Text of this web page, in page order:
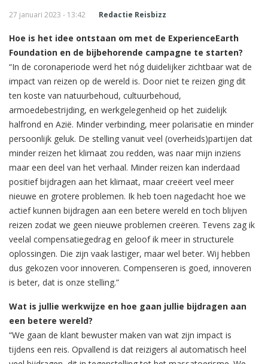
27 januari 2023 - 13:42 Redactie Reisbizz
Hoe is het idee ontstaan om met de ExperienceEarth
Foundation en de bijbehorende campagne te starten?
“In de coronaperiode werd het nóg duidelijker zichtbaar wat de
impact van reizen op de wereld is. Door niet te reizen ging dit
ten koste van natuurbehoud, cultuurbehoud,
armoedebestrijding, en werkgelegenheid op het zuidelijk
halfrond en Azië. Minder verbinding, meer polarisatie en minder
persoonlijk geluk. De stelling vanuit veel (overheids)partijen dat
minder reizen het klimaat zou redden, was naar mijn inziens
maar een deel van het verhaal. Minder reizen kan inderdaad
positief bijdragen aan het klimaat, maar creëert veel meer
nieuwe en grotere problemen. Ik heb toen nagedacht hoe we
actief kunnen bijdragen aan een betere wereld en toch blijven
reizen zodat we geen nieuwe problemen creëren. Tevens zag ik
veelal compensatiegedrag en geloof ik meer in structurele
oplossingen. Die zijn vaak lastiger, maar wel beter. Wij hebben
dus gekozen voor innoveren. Compenseren is goed, innoveren
is beter, dat is onze stelling.”
Wat is jullie werkwijze en hoe gaan jullie bijdragen aan
een betere wereld?
“We gaan de klant bewuster maken van wat zijn impact is
tijdens een reis. Opvallend is dat reizigers al automatisch heel